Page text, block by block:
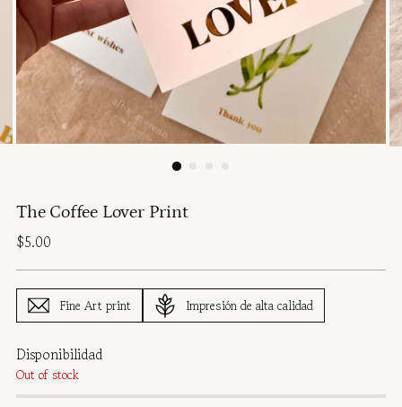
The Coffee Lover Print
Regular
$5.00
Fine Art print Impresión de alta calidad
Disponibilidad
Out of stock